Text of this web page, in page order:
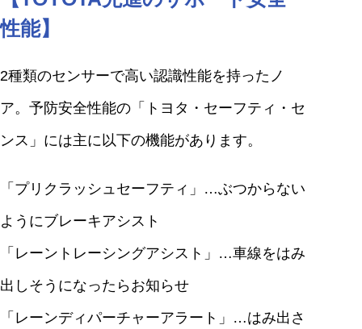
性能】
2種類のセンサーで高い認識性能を持ったノ
ア。予防安全性能の「トヨタ・セーフティ・セ
ンス」には主に以下の機能があります。
「プリクラッシュセーフティ」…ぶつからない
ようにブレーキアシスト
「レーントレーシングアシスト」…車線をはみ
出しそうになったらお知らせ
「レーンディパーチャーアラート」…はみ出さ